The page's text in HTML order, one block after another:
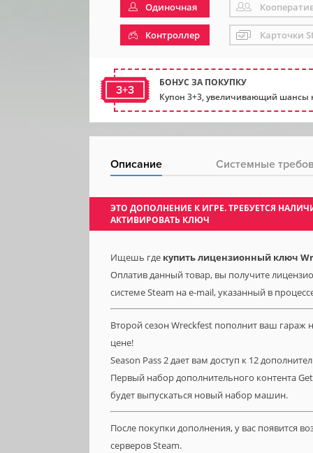
Одиночная
Контроллер Карточки
3+3
БОНУС ЗА ПОКУПКУ
Купон 3+3, увеличивающий шансы
Описание Системные
ЭТО ДОПОЛНЕНИЕ К ИГРЕ. ТРЕБУЕТСЯ
АКТИВИРОВАТЬ КЛЮЧ
Ищешь где купить лицензионный ключ
Оплатив данный товар, вы получите
системе Steam на e-mail, указанный в
Второй сезон Wreckfest пополнит ваш
цене!
Season Pass 2 дает вам доступ к 12
Первый набор дополнительного контента
будет выпускаться новый набор машин.
После покупки дополнения, у вас появится
серверов Steam.